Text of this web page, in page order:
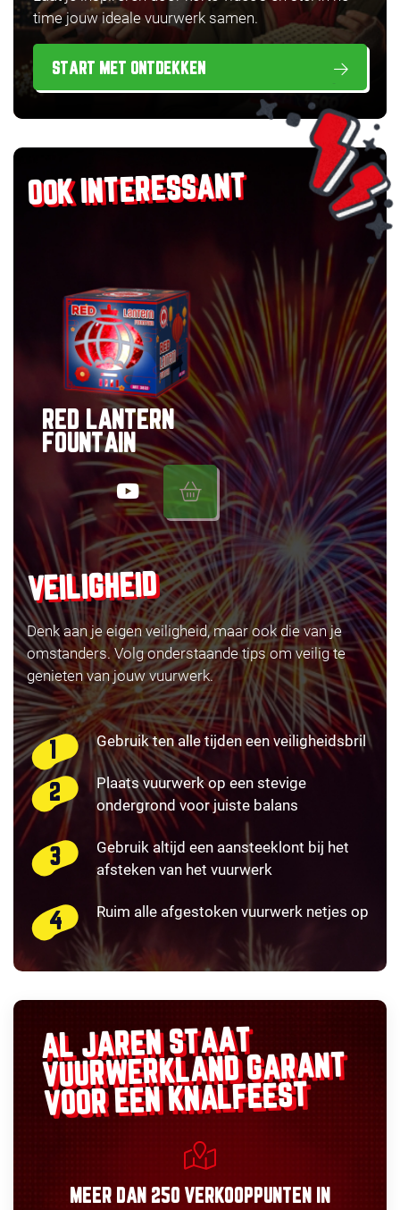
time jouw ideale vuurwerk samen.
START MET ONTDEKKEN
OOK INTERESSANT
RED LANTERN
FOUNTAIN
VEILIGHEID
Denk aan je eigen veiligheid, maar ook die van je
omstanders. Volg onderstaande tips om veilig te
genieten van jouw vuurwerk.
Gebruik ten alle tijden een veiligheidsbril
Plaats vuurwerk op een stevige
ondergrond voor juiste balans
Gebruik altijd een aansteeklont bij het
afsteken van het vuurwerk
Ruim alle afgestoken vuurwerk netjes op
AL JAREN STAAT
VUURWERKLANDGARANT
VOOR EEN KNALFEEST
MEER DAN 250 VERKOOPPUNTEN
IN